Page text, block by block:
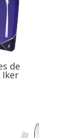
de
Iker